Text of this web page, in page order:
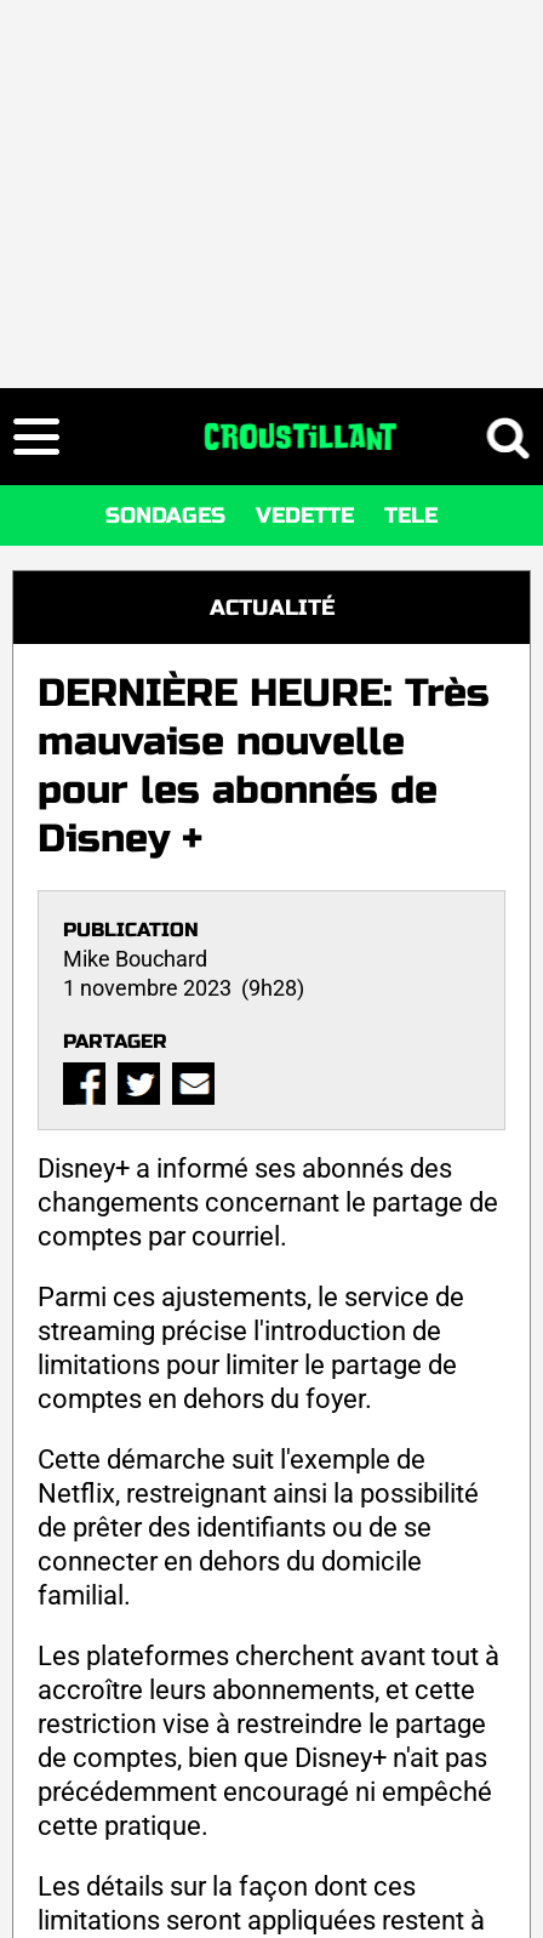
SONDAGES VEDETTE TELE
ACTUALITÉ
DERNIÈRE HEURE: Très
mauvaise nouvelle
pour les abonnés de
Disney +
PUBLICATION
Mike Bouchard
1 novembre 2023 (9h28)
PARTAGER
Disney+ a informé ses abonnés des
changements concernant le partage de
comptes par courriel.
Parmi ces ajustements, le service de
streaming précise l'introduction de
limitations pour limiter le partage de
comptes en dehors du foyer.
Cette démarche suit l'exemple de
Netflix, restreignant ainsi la possibilité
de prêter des identifiants ou de se
connecter en dehors du domicile
familial.
Les plateformes cherchent avant tout à
accroître leurs abonnements, et cette
restriction vise à restreindre le partage
de comptes, bien que Disney+ n'ait pas
précédemment encouragé ni empêché
cette pratique.
Les détails sur la façon dont ces
limitations seront appliquées restent à